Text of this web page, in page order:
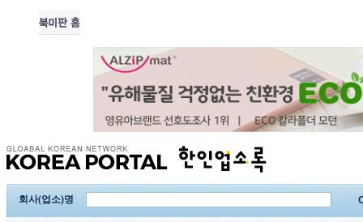
회사(업소)명